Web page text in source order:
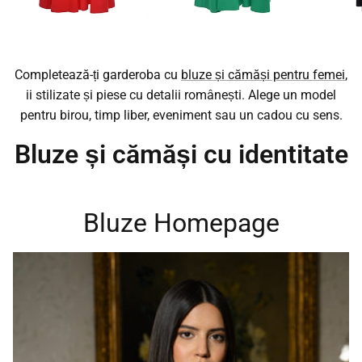
Completează-ți garderoba cu bluze și cămăși pentru femei,
ii stilizate și piese cu detalii românești. Alege un model
pentru birou, timp liber, eveniment sau un cadou cu sens.
Bluze și cămăși cu identitate
Bluze Homepage